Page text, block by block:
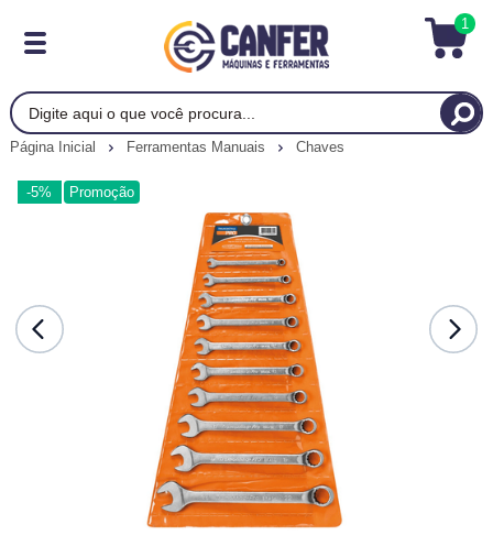
1
Página Inicial Ferramentas Manuais Chaves
-5% Promoção